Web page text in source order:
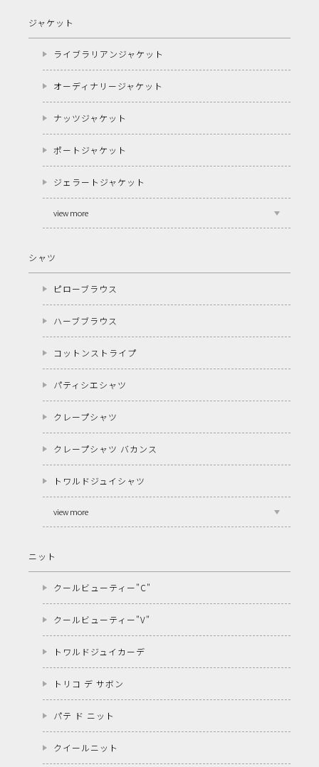
ジャケット
ライブラリアンジャケット
オーディナリージャケット
ナッツジャケット
ポートジャケット
ジェラートジャケット
view more
シャツ
ピローブラウス
ハーブブラウス
コットンストライプ
パティシエシャツ
クレープシャツ
クレープシャツ バカンス
トワルドジュイシャツ
view more
ニット
クールビューティー"C"
クールビューティー"V"
トワルドジュイカーデ
トリコ デ サボン
パテ ド ニット
クイールニット